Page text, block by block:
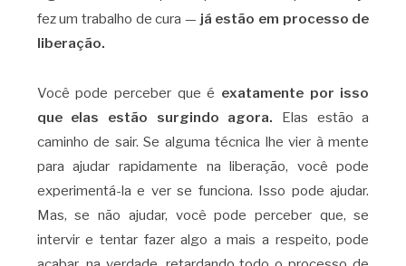
fez um trabalho de cura — já estão em processo de
liberação.
Você pode perceber que é exatamente por isso
que elas estão surgindo agora. Elas estão a
caminho de sair. Se alguma técnica lhe vier à mente
para ajudar rapidamente na liberação, você pode
experimentá-la e ver se funciona. Isso pode ajudar.
Mas, se não ajudar, você pode perceber que, se
intervir e tentar fazer algo a mais a respeito, pode